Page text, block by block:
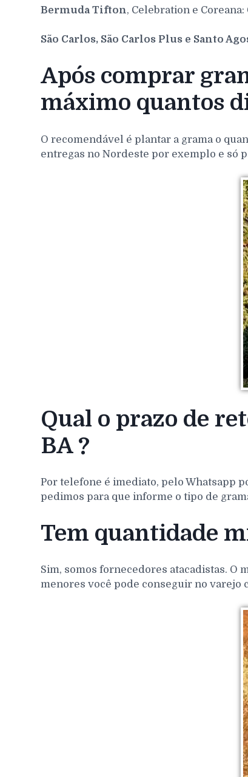
Bermuda Tifton, Celebration e
São Carlos, São Carlos Plus e Santo
Após comprar
máximo quantos
O recomendável é plantar a grama o
entregas no Nordeste por exemplo e só
Qual o prazo de
BA ?
Por telefone é imediato, pelo Whatsapp
pedimos para que informe o tipo de
Tem quantidade
Sim, somos fornecedores atacadistas. O
menores você pode conseguir no varejo